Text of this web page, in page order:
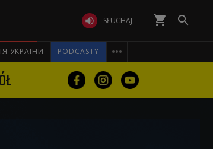
 SŁUCHAJ shopping_cart 
УКРАЇНИ PODCASTY 